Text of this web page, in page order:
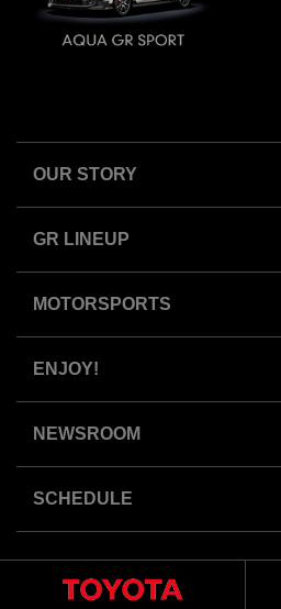
OUR STORY
GR LINEUP
MOTORSPORTS
ENJOY!
NEWSROOM
SCHEDULE